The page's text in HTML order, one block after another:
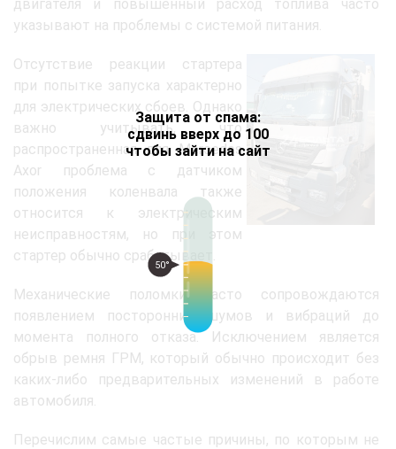
Защита от спама:
сдвинь вверх до 100
чтобы зайти на сайт
50°
двигателя и повышенный расход топлива часто
указывают на проблемы с системой питания.
Отсутствие реакции стартера
при попытке запуска характерно
для электрических сбоев. Однако
важно учитывать, что
распространенная для Mercedes
Axor проблема с датчиком
положения коленвала также
относится к электрическим
неисправностям, но при этом
стартер обычно срабатывает.
Механические поломки часто сопровождаются
появлением посторонних шумов и вибраций до
момента полного отказа. Исключением является
обрыв ремня ГРМ, который обычно происходит без
каких-либо предварительных изменений в работе
автомобиля.
Перечислим самые частые причины, по которым не